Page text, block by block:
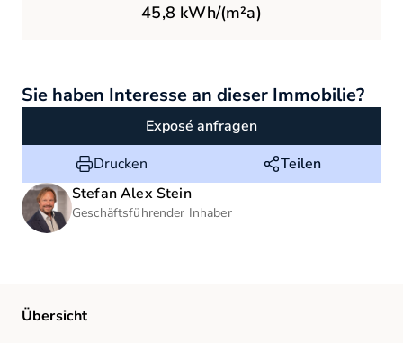
45,8 kWh/(m²a)
Sie haben Interesse an dieser Immobilie?
Exposé anfragen
Drucken
Teilen
Stefan Alex Stein
Geschäftsführender Inhaber
Übersicht